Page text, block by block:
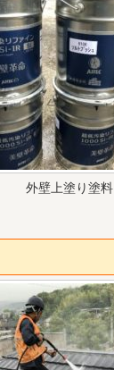
外壁上塗り塗料